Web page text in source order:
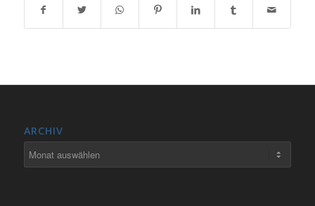
ARCHIV